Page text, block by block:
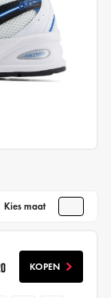
Kies maat
KOPEN